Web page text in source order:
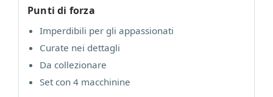
Punti di forza
Imperdibili per gli appassionati
Curate nei dettagli
Da collezionare
Set con 4 macchinine